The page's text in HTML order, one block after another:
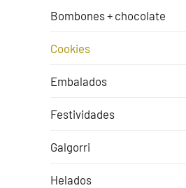
Bombones + chocolate
Cookies
Embalados
Festividades
Galgorri
Helados